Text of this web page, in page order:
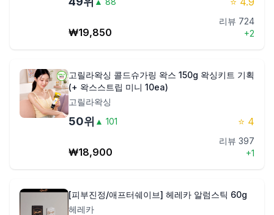
₩19,850
리뷰 724
+2
고릴라왁싱 콜드슈가링 왁스 150g 왁싱키트 기획
(+ 왁스스트립 미니 10ea)
고릴라왁싱
50위 ▲ 101 ⭐ 4
₩18,900
리뷰 397
+1
[피부진정/애프터쉐이브] 헤레카 알럼스틱 60g
헤레카